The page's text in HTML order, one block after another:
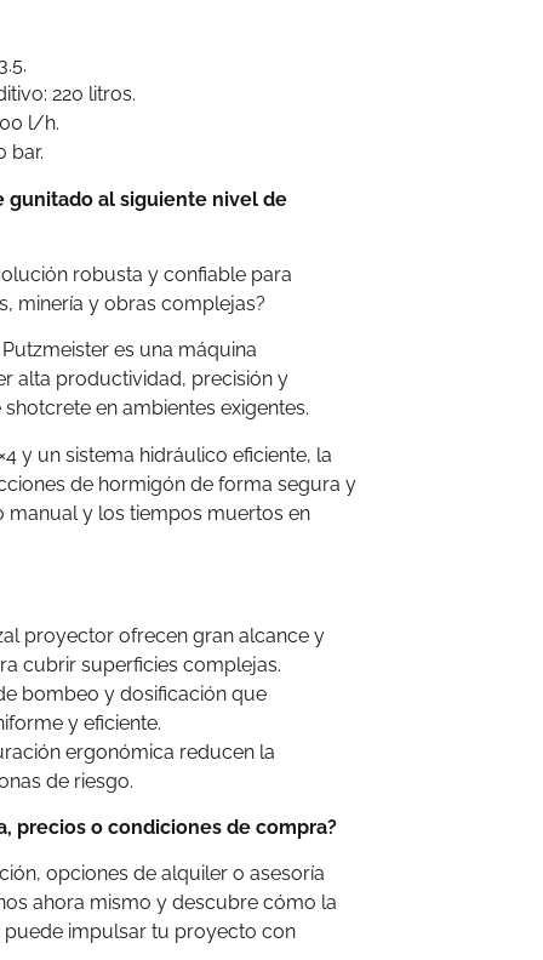
220 litros.
l/h.
bar.
gunitado al siguiente nivel de
robusta y confiable para
minería y obras complejas?
es una máquina
alta productividad, precisión y
en ambientes exigentes.
y un sistema hidráulico eficiente, la
de hormigón de forma segura y
y los tiempos muertos en
proyector ofrecen gran alcance y
cubrir superficies complejas.
bombeo y dosificación que
y eficiente.
ergonómica reducen la
de riesgo.
precios o condiciones de compra?
opciones de alquiler o asesoría
ahora mismo y descubre cómo la
impulsar tu proyecto con